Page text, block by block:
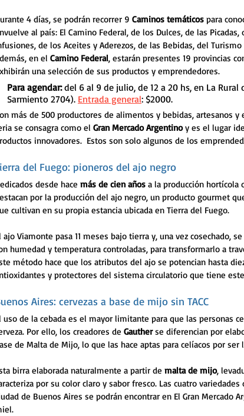
4 días, se podrán recorrer 9 Caminos temáticos para
al país: El Camino Federal, de los Dulces, de las
de los Aceites y Aderezos, de las Bebidas, del Turismo
en el Camino Federal, estarán presentes 19 provincias
una selección de sus productos y emprendedores.
Para agendar: del 6 al 9 de julio, de 12 a 20 hs, en La
Sarmiento 2704). Entrada general: $2000.
más de 500 productores de alimentos y bebidas, artesanos
se consagra como el Gran Mercado Argentino y es el lugar
innovadores.  Estos son solo algunos de los
del Fuego: pioneros del ajo negro
desde hace más de cien años a la producción hortícola
por la producción del ajo negro, un producto gourmet
cultivan en su propia estancia ubicada en Tierra del Fuego.
ajo Viamonte pasa 11 meses bajo tierra y, una vez cosechado,
humedad y temperatura controladas, para transformarlo a
método hace que los atributos del ajo se potencian hasta
y protectores del sistema circulatorio que tiene
Aires: cervezas a base de mijo sin TACC
uso de la cebada es el mayor limitante para que las personas
Por ello, los creadores de Gauther se diferencian por
de Malta de Mijo, lo que las hace aptas para celíacos por
birra elaborada naturalmente a partir de malta de mijo,
por su color claro y sabor fresco. Las cuatro
de Buenos Aires se podrán encontrar en El Gran Mercado